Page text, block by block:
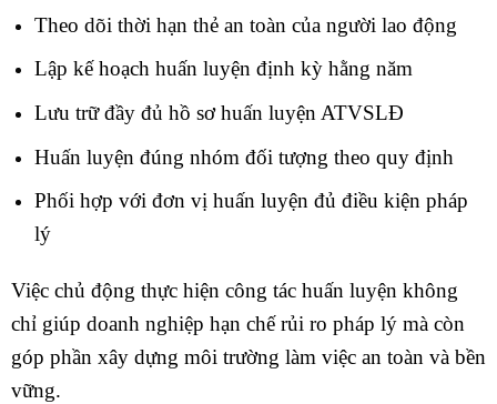
Theo dõi thời hạn thẻ an toàn của người lao động
Lập kế hoạch huấn luyện định kỳ hằng năm
Lưu trữ đầy đủ hồ sơ huấn luyện ATVSLĐ
Huấn luyện đúng nhóm đối tượng theo quy định
Phối hợp với đơn vị huấn luyện đủ điều kiện pháp
lý
Việc chủ động thực hiện công tác huấn luyện không
chỉ giúp doanh nghiệp hạn chế rủi ro pháp lý mà còn
góp phần xây dựng môi trường làm việc an toàn và bền
vững.